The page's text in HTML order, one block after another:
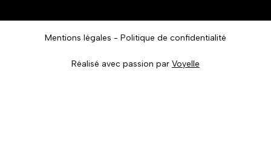
Mentions légales Politique de confidentialité
Réalisé avec passion par Voyelle